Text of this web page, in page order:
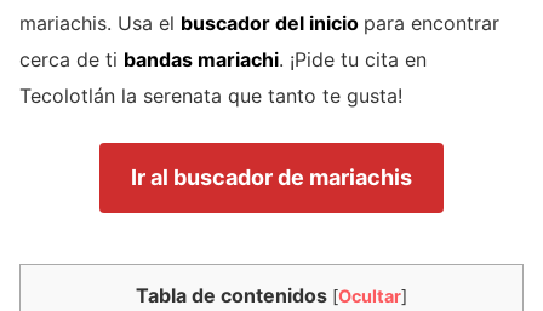
mariachis. Usa el buscador del inicio para encontrar
cerca de ti bandas mariachi. ¡Pide tu cita en
Tecolotlán la serenata que tanto te gusta!
Ir al buscador de mariachis
Tabla de contenidos [Ocultar]